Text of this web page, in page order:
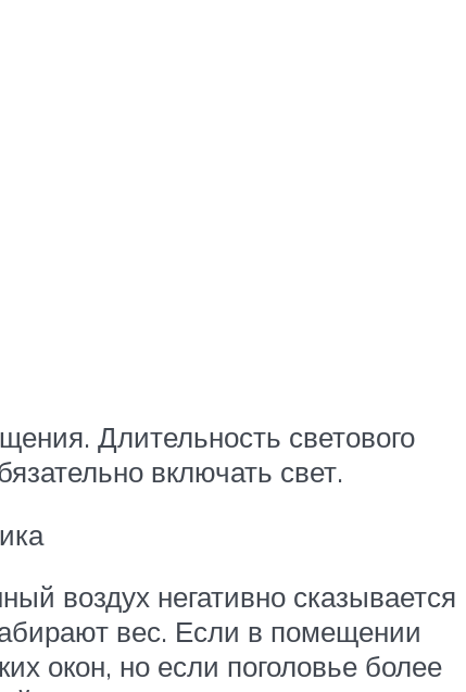
Длительность светового
включать свет.
воздух негативно сказывается
вес. Если в помещении
окон, но если поголовье более